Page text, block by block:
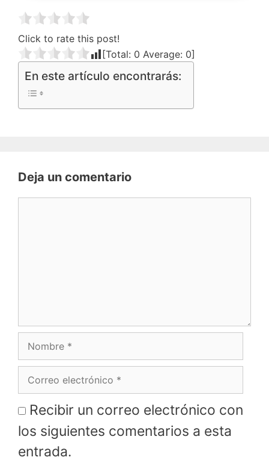
Click to rate this post!
[Total: 0 Average: 0]
En este artículo encontrarás:
Deja un comentario
electrónico
Recibir un correo electrónico con
los siguientes comentarios a esta
entrada.